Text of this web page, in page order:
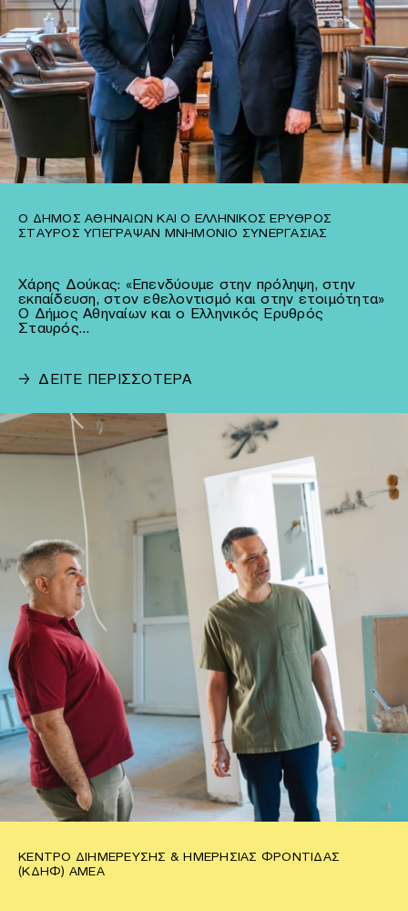
Ο ΔΉΜΟΣ ΑΘΗΝΑΊΩΝ ΚΑΙ Ο ΕΛΛΗΝΙΚΌΣ ΕΡΥΘΡΌΣ
ΣΤΑΥΡΌΣ ΥΠΈΓΡΑΨΑΝ ΜΝΗΜΌΝΙΟ ΣΥΝΕΡΓΑΣΊΑΣ
Χάρης Δούκας: «Επενδύουμε στην πρόληψη, στην
εκπαίδευση, στον εθελοντισμό και στην ετοιμότητα»
Ο Δήμος Αθηναίων και ο Ελληνικός Ερυθρός
Σταυρός…
→ ΔΕΙΤΕ ΠΕΡΙΣΣΟΤΕΡΑ
ΚΈΝΤΡΟ ΔΙΗΜΈΡΕΥΣΗΣ & ΗΜΕΡΉΣΙΑΣ ΦΡΟΝΤΊΔΑΣ
(ΚΔΗΦ) ΑΜΕΑ